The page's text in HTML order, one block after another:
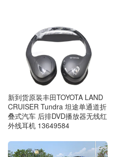
新到货原装丰田TOYOTA LAND
CRUISER Tundra 坦途单通道折
叠式汽车 后排DVD播放器无线红
外线耳机 13649584